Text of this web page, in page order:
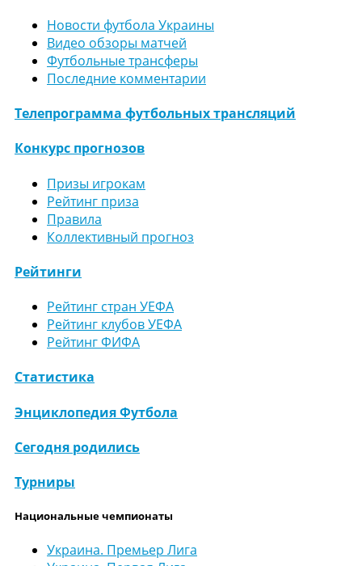
Новости футбола Украины
Видео обзоры матчей
Футбольные трансферы
Последние комментарии
Телепрограмма футбольных трансляций
Конкурс прогнозов
Призы игрокам
Рейтинг приза
Правила
Коллективный прогноз
Рейтинги
Рейтинг стран УЕФА
Рейтинг клубов УЕФА
Рейтинг ФИФА
Статистика
Энциклопедия Футбола
Сегодня родились
Турниры
Национальные чемпионаты
Украина. Премьер Лига